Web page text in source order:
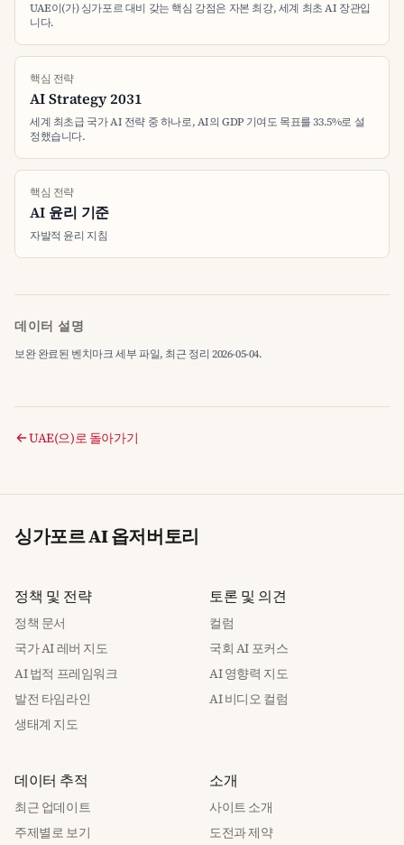
UAE이(가) 싱가포르 대비 갖는 핵심 강점은 자본 최강, 세계 최초 AI 장관입
니다.
핵심 전략
AI Strategy 2031
세계 최초급 국가 AI 전략 중 하나로, AI의 GDP 기여도 목표를 33.5%로 설
정했습니다.
핵심 전략
AI 윤리 기준
자발적 윤리 지침
데이터 설명
보완 완료된 벤치마크 세부 파일, 최근 정리 2026-05-04.
UAE(으)로 돌아가기
싱가포르 AI 옵저버토리
정책 및 전략
정책 문서
국가 AI 레버 지도
AI 법적 프레임워크
발전 타임라인
생태계 지도
토론 및 의견
컬럼
국회 AI 포커스
AI 영향력 지도
AI 비디오 컬럼
데이터 추적
최근 업데이트
주제별로 보기
소개
사이트 소개
도전과 제약